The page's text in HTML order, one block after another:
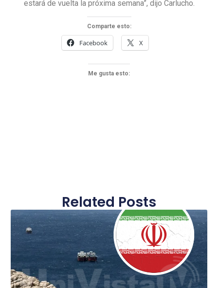
estará de vuelta la próxima semana”, dijo Carlucho.
Comparte esto:
Facebook X
Me gusta esto:
Related Posts